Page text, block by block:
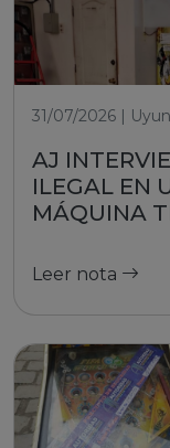
31/07/2026 |
AJ
ILEGAL EN
MÁQUINA
Leer nota